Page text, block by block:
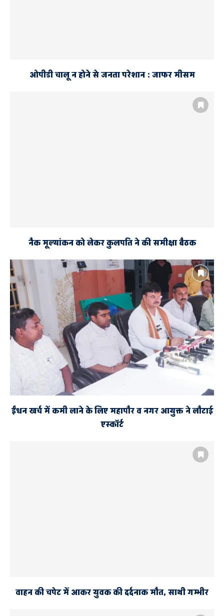
ओपीडी चालू न होने से जनता परेशान : जाफर मीसम
नैक मूल्यांकन को लेकर कुलपति ने की समीक्षा बैठक
ईंधन खर्च में कमी लाने के लिए महापौर व नगर आयुक्त ने लौटाई
एस्कॉर्ट
वाहन की चपेट में आकर युवक की दर्दनाक मौत, साथी गम्भीर